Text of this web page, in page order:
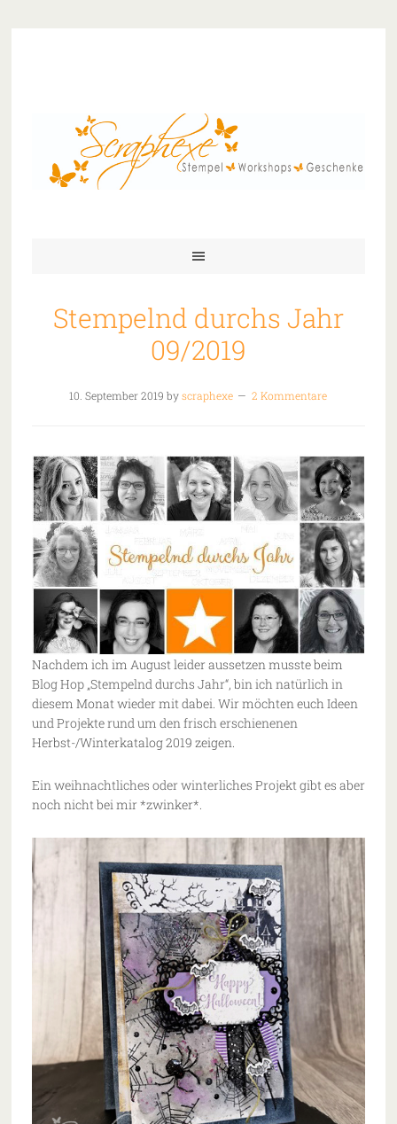
Stempelnd durchs Jahr
09/2019
10. September 2019 byscraphexe 2 Kommentare
Nachdem ich im August leider aussetzen musste beim
Blog Hop „Stempelnd durchs Jahr“, bin ich natürlich in
diesem Monat wieder mit dabei. Wir möchten euch Ideen
und Projekte rund um den frisch erschienenen
Herbst-/Winterkatalog 2019 zeigen.
Ein weihnachtliches oder winterliches Projekt gibt es aber
noch nicht bei mir *zwinker*.